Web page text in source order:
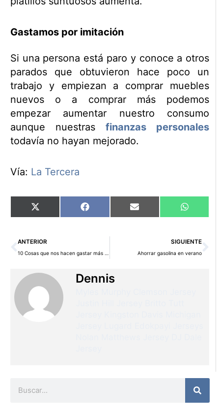
Gastamos por imitación
Si una persona está paro y conoce a otros
parados que obtuvieron hace poco un
trabajo y empiezan a comprar muebles
nuevos o a comprar más podemos
empezar aumentar nuestro consumo
aunque nuestrasfinanzas personales
todavía no hayan mejorado.
Vía: La Tercera
Compartir
en
X
(Twitter)
Compartir
en
Facebook Compartir
en
Email
en
Ant
ANTERIOR
10 Cosas que nos hacen gastar más dinero
SIGUIENTE
Ahorrar gasolina en verano
Dennis